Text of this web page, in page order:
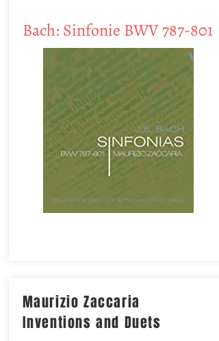
Bach: Sinfonie BWV 787-801
Maurizio Zaccaria
Inventions and Duets